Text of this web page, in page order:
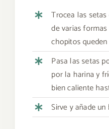
Trocea las
de varias
chopitos
Pasa las setas
por la harina y
bien caliente
Sirve y añade